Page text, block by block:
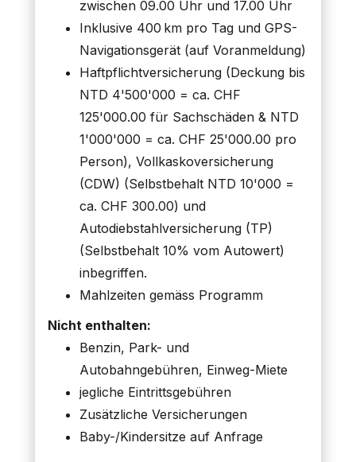
zwischen 09.00 Uhr und 17.00 Uhr
Inklusive 400 km pro Tag und GPS-
Navigationsgerät (auf Voranmeldung)
Haftpflichtversicherung (Deckung bis
NTD 4'500'000 = ca. CHF
125'000.00 für Sachschäden & NTD
1'000'000 = ca. CHF 25'000.00 pro
Person), Vollkaskoversicherung
(CDW) (Selbstbehalt NTD 10'000 =
ca. CHF 300.00) und
Autodiebstahlversicherung (TP)
(Selbstbehalt 10% vom Autowert)
inbegriffen.
Mahlzeiten gemäss Programm
Nicht enthalten:
Benzin, Park- und
Autobahngebühren, Einweg-Miete
jegliche Eintrittsgebühren
Zusätzliche Versicherungen
Baby-/Kindersitze auf Anfrage